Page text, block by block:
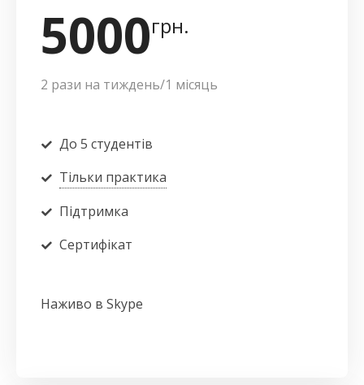
5000грн.
2 рази на тиждень/1 місяць
До 5 студентів
Тільки практика
Підтримка
Сертифікат
Наживо в Skype